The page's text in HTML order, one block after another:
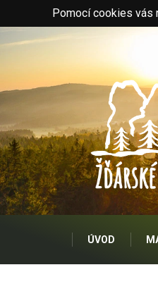
Pomocí cookies vás
ÚVOD